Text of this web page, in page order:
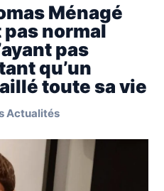
Ménagé
pas normal
pas
qu’un
toute sa vie
Actualités